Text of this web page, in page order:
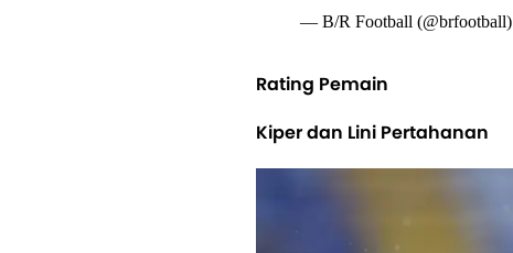
— B/R Football (@brfootball)
Rating Pemain
Kiper dan Lini Pertahanan